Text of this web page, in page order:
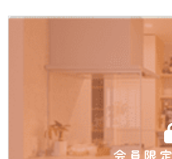
会員限